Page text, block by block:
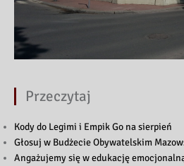
Przeczytaj
Kody do Legimi i Empik Go na sierpień
Głosuj w Budżecie Obywatelskim
Angażujemy się w edukację